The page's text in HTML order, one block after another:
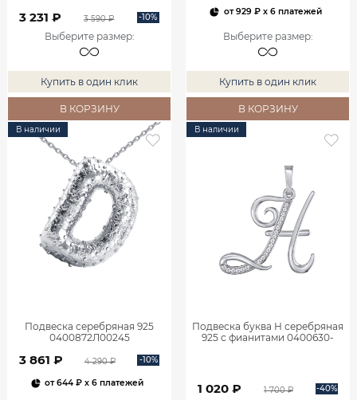
3 231 ₽ 3 590 ₽ -10%
Выберите размер:
Купить в один клик
В КОРЗИНУ
от929 ₽x 6 платежей
Выберите размер:
Купить в один клик
В КОРЗИНУ
В наличии
Подвеска серебряная 925
0400872Л00245
3 861 ₽ 4 290 ₽ -10%
от644 ₽ x 6 платежей
В наличии
Подвеска буква Н серебряная
925 с фианитами 0400630-
1 020 ₽ 1 700 ₽ -40%